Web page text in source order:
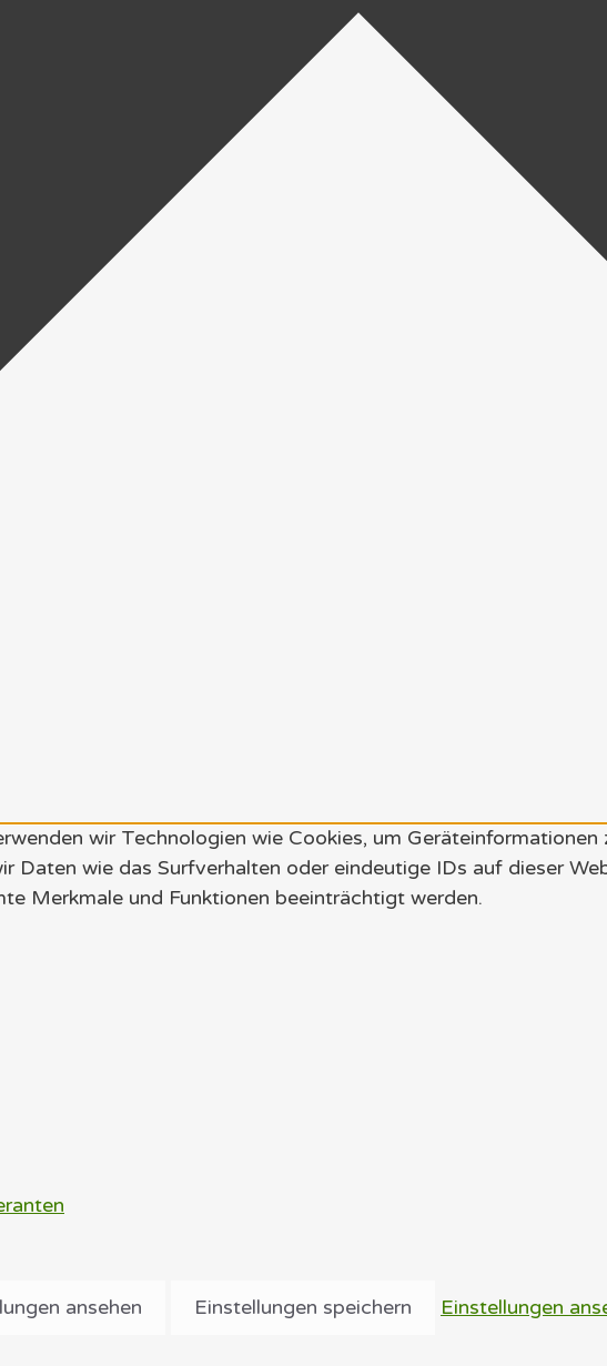
wir Technologien wie Cookies, um
Daten wie das Surfverhalten oder eindeutige IDs auf dieser
Merkmale und Funktionen beeinträchtigt werden.
ansehen Einstellungen speichern
Einstellungen